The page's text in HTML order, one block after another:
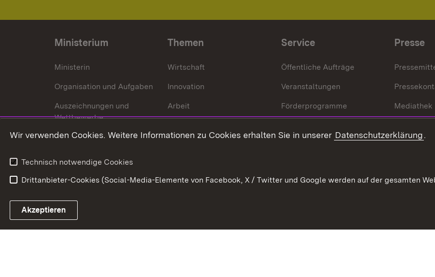
Ministerium
Ministerin
Organisation und Aufgaben
Auszeichnungen und
Wettbewerbe
Themen
Wirtschaft
Innovation
Arbeit
Service
Öffentliche Aufträge
Veranstaltungen
Förderprogramme
Presse
Mediathek
Link zum Landesportal
Wir verwenden Cookies. Weitere Informationen zu Cookies erhalten Sie in unserer Datenschutzerklärung.
Technisch notwendige Cookies
Drittanbieter-Cookies (Social-Media-Elemente von Facebook, X / Twitter und Google werden auf der gesamten
Akzeptieren